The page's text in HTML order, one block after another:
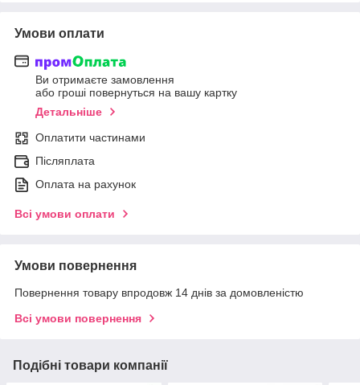
Умови оплати
Ви отримаєте замовлення
або гроші повернуться на вашу картку
Детальніше
Оплатити частинами
Післяплата
Оплата на рахунок
Всі умови оплати
Умови повернення
Повернення товару впродовж 14 днів за домовленістю
Всі умови повернення
Подібні товари компанії